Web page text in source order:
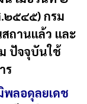
๕๔๕) กรม
ถานแล้ว และ
ปัจจุบันใช้
ร
พลอดุลยเดช